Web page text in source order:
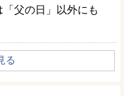
父の日」以外にも
る